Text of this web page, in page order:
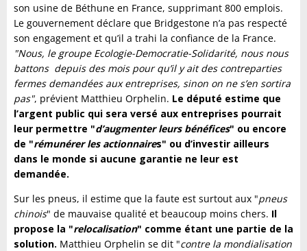
son usine de Béthune en France, supprimant 800 emplois.
Le gouvernement déclare que Bridgestone n’a pas respecté
son engagement et qu’il a trahi la confiance de la France.
"Nous, le groupe Ecologie-Democratie-Solidarité, nous nous
battons depuis des mois pour qu’il y ait des contreparties
fermes demandées aux entreprises, sinon on ne s’en sortira
pas", prévient Matthieu Orphelin. Le député estime que
l’argent public qui sera versé aux entreprises pourrait
leur permettre "d’augmenter leurs bénéfices" ou encore
de "rémunérer les actionnaires" ou d’investir ailleurs
dans le monde si aucune garantie ne leur est
demandée.
Sur les pneus, il estime que la faute est surtout aux "pneus
chinois" de mauvaise qualité et beaucoup moins chers. Il
propose la "relocalisation" comme étant une partie de la
solution. Matthieu Orphelin se dit "contre la mondialisation